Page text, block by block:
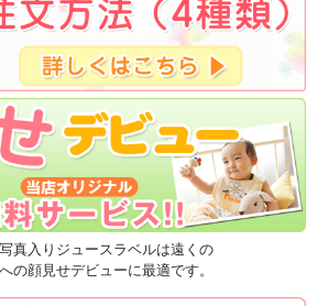
真入りジュースラベルは遠くの
の顔見せデビューに最適です。